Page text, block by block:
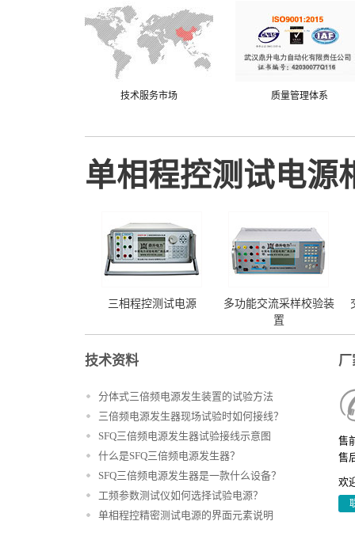
技术服务市场 质量管理体系
单相程控测试电源
三相程控测试电源
多功能交流采样校验装
置
技术资料
分体式三倍频电源发生装置的试验方法
三倍频电源发生器现场试验时如何接线？
SFQ三倍频电源发生器试验接线示意图
什么是SFQ三倍频电源发生器？
SFQ三倍频电源发生器是一款什么设备？
工频参数测试仪如何选择试验电源？
单相程控精密测试电源的界面元素说明
厂
售
售
欢